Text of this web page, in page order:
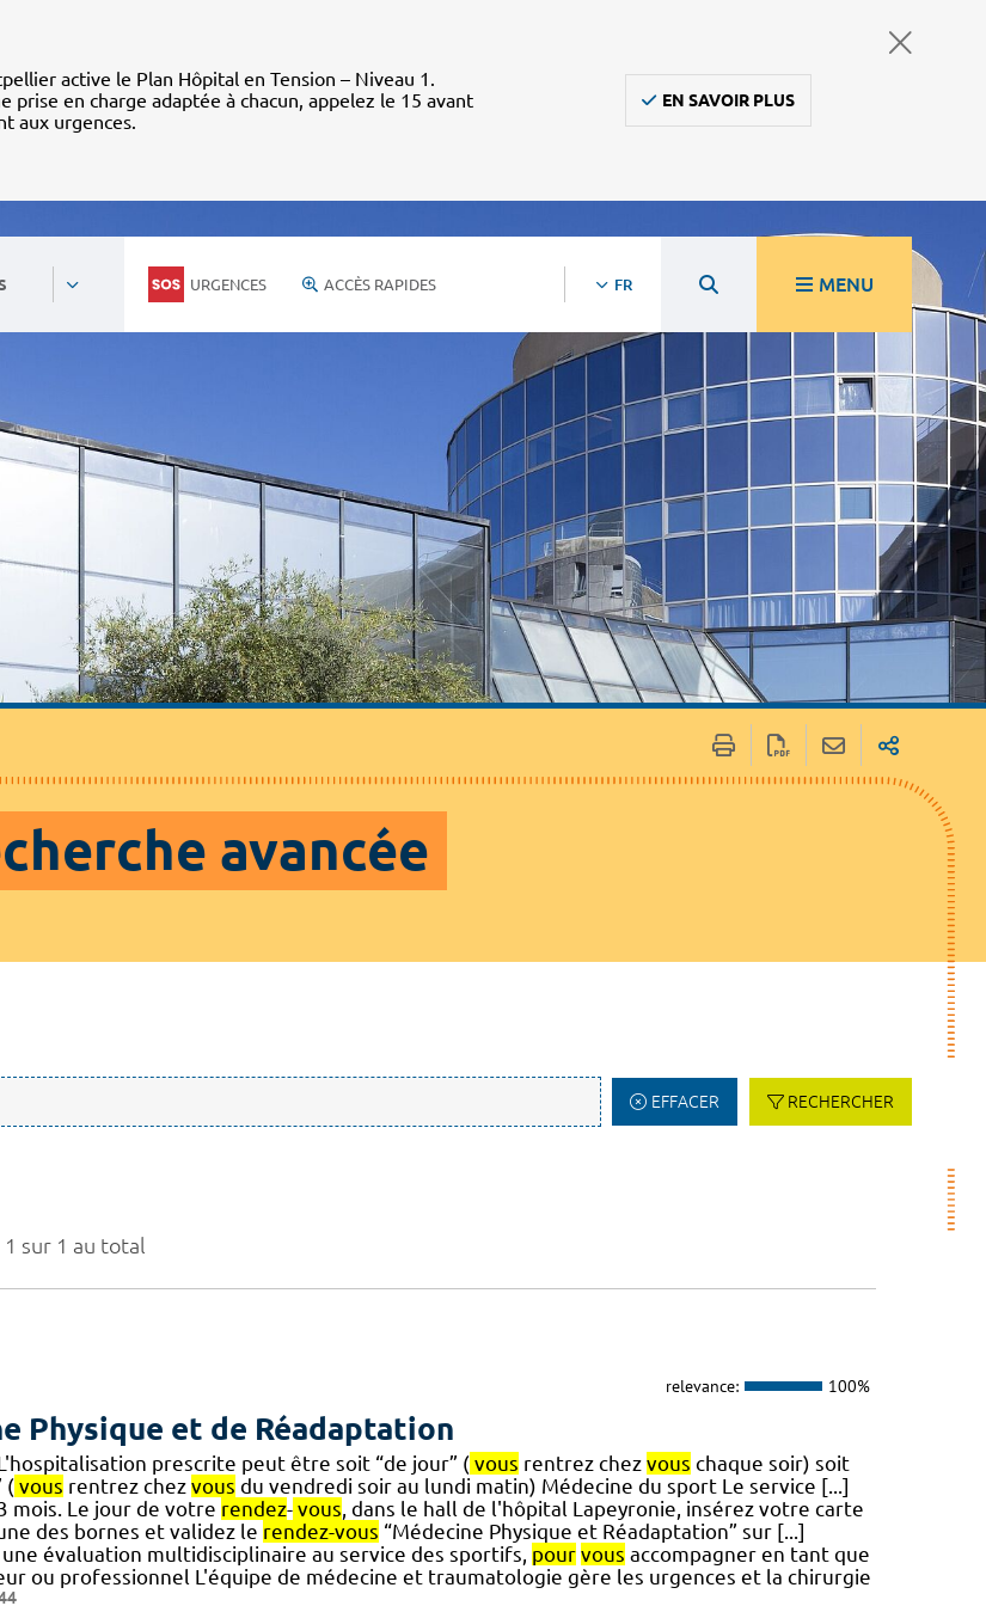
active le Plan Hôpital en Tension – Niveau 1.
prise en charge adaptée à chacun, appelez le 15 avant
aux urgences.
EN SAVOIR PLUS
URGENCES ACCÈS RAPIDES FR MENU
avancée
EFFACER RECHERCHER
sur 1 au total
relevance: 100%
Physique et de Réadaptation
prescrite peut être soit “de jour” ( vous rentrez chez vous chaque soir) soit
( vous rentrez chez vous du vendredi soir au lundi matin) Médecine du sport Le service [...]
mois. Le jour de votre rendez- vous, dans le hall de l'hôpital Lapeyronie, insérez votre carte
des bornes et validez le rendez-vous “Médecine Physique et Réadaptation” sur [...]
évaluation multidisciplinaire au service des sportifs, pour vous accompagner en tant que
ou professionnel L'équipe de médecine et traumatologie gère les urgences et la chirurgie